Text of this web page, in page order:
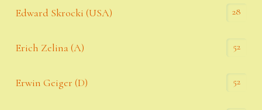
Edward Skrocki (USA) 28
Erich Zelina (A) 52
Erwin Geiger (D) 52